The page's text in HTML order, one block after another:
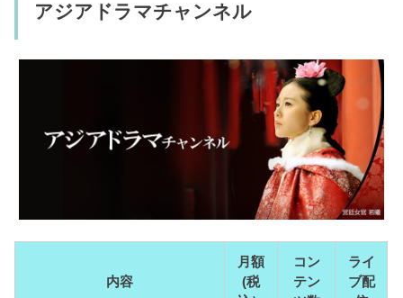
アジアドラマチャンネル
内容
月額
(税
コン
テン
ライ
ブ配